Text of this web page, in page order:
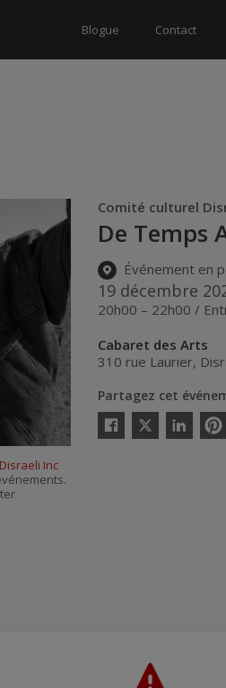
Blogue Contact
Comité culturel
De Temps
Événement en
19 décembre
20h00 – 22h00 /
Cabaret des Arts
310 rue Laurier,
Partagez cet
Facebook
Twitter
Linkedin
Inc